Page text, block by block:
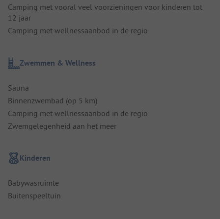
Camping met vooral veel voorzieningen voor kinderen tot
12 jaar
Camping met wellnessaanbod in de regio
Zwemmen & Wellness
Sauna
Binnenzwembad (op 5 km)
Camping met wellnessaanbod in de regio
Zwemgelegenheid aan het meer
Kinderen
Babywasruimte
Buitenspeeltuin